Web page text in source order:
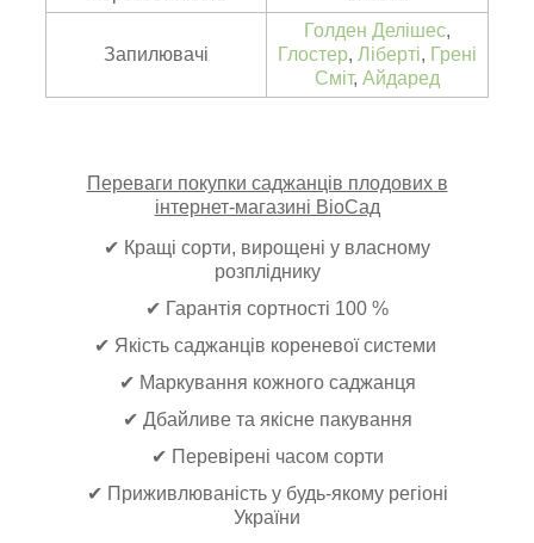
Запилювачі
Голден Делішес,
Глостер, Ліберті, Грені
Сміт, Айдаред
Переваги покупки саджанців плодових в
інтернет-магазині ВіоСад
✔ Кращі сорти, вирощені у власному
розпліднику
✔ Гарантія сортності 100 %
✔ Якість саджанців кореневої системи
✔ Маркування кожного саджанця
✔ Дбайливе та якісне пакування
✔ Перевірені часом сорти
✔ Приживлюваність у будь-якому регіоні
України